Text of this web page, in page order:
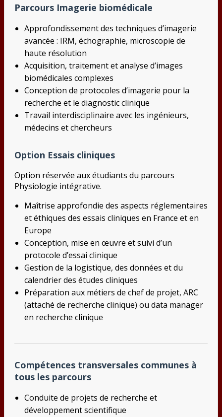
Parcours Imagerie biomédicale
Approfondissement des techniques d’imagerie
avancée : IRM, échographie, microscopie de
haute résolution
Acquisition, traitement et analyse d’images
biomédicales complexes
Conception de protocoles d’imagerie pour la
recherche et le diagnostic clinique
Travail interdisciplinaire avec les ingénieurs,
médecins et chercheurs
Option Essais cliniques
Option réservée aux étudiants du parcours
Physiologie intégrative.
Maîtrise approfondie des aspects réglementaires
et éthiques des essais cliniques en France et en
Europe
Conception, mise en œuvre et suivi d’un
protocole d’essai clinique
Gestion de la logistique, des données et du
calendrier des études cliniques
Préparation aux métiers de chef de projet, ARC
(attaché de recherche clinique) ou data manager
en recherche clinique
Compétences transversales communes à
tous les parcours
Conduite de projets de recherche et
développement scientifique